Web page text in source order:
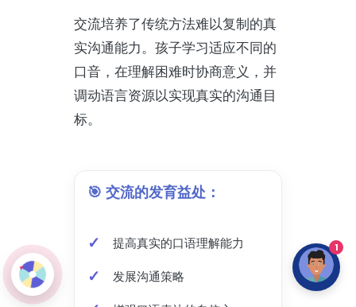
交流培养了传统方法难以复制的真
实沟通能力。孩子学习适应不同的
口音，在理解困难时协商意义，并
调动语言资源以实现真实的沟通目
标。
🎯 交流的发育益处：
提高真实的口语理解能力
发展沟通策略
1